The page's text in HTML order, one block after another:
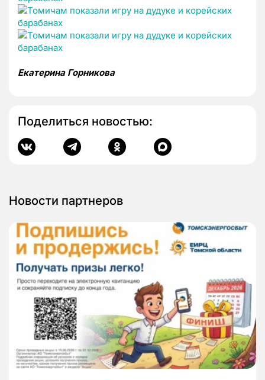
Екатерина Горникова
Поделиться новостью:
Новости партнеров